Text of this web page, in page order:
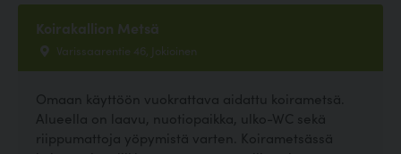
Koirakallion Metsä
Varissaarentie 46, Jokioinen
Omaan käyttöön vuokrattava aidattu koirametsä.
Alueella on laavu, nuotiopaikka, ulko-WC sekä
riippumattoja yöpymistä varten. Koirametsässä